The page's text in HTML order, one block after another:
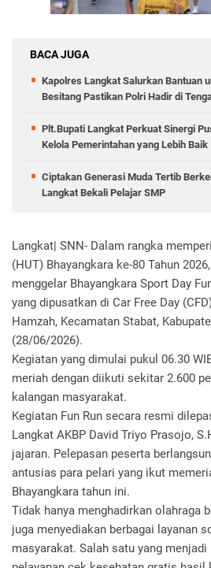
BACA JUGA
Kapolres Langkat Salurkan Bantuan
Besitang Pastikan Polri Hadir di
Plt.Bupati Langkat Perkuat Sinergi
Kelola Pemerintahan yang Lebih Baik
Ciptakan Generasi Muda Tertib
Langkat Bekali Pelajar SMP
Langkat| SNN- Dalam rangka
(HUT) Bhayangkara ke-80 Tahun
menggelar Bhayangkara Sport Day
yang dipusatkan di Car Free Day
Hamzah, Kecamatan Stabat,
(28/06/2026).
Kegiatan yang dimulai pukul 06.30
meriah dengan diikuti sekitar 2.600
kalangan masyarakat.
Kegiatan Fun Run secara resmi
Langkat AKBP David Triyo Prasojo,
jajaran. Pelepasan peserta
antusias para pelari yang ikut
Bhayangkara tahun ini.
Tidak hanya menghadirkan olahraga
juga menyediakan berbagai layanan
masyarakat. Salah satu yang